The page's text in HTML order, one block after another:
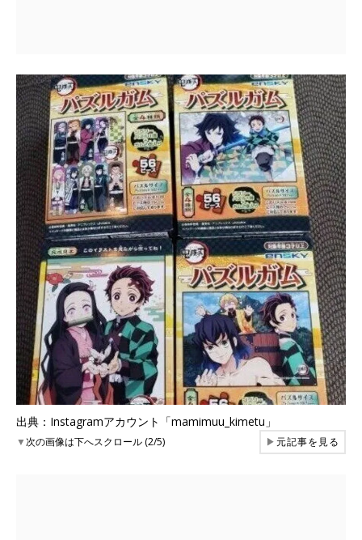
出典：Instagramアカウント「mamimuu_kimetu」
▼次の画像は下へスクロール (2/5) ▶元記事を見る